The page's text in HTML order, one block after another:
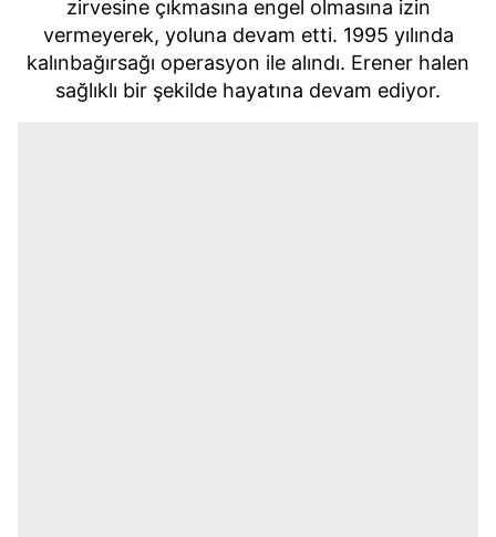
zirvesine çıkmasına engel olmasına izin
vermeyerek, yoluna devam etti. 1995 yılında
kalınbağırsağı operasyon ile alındı. Erener halen
sağlıklı bir şekilde hayatına devam ediyor.